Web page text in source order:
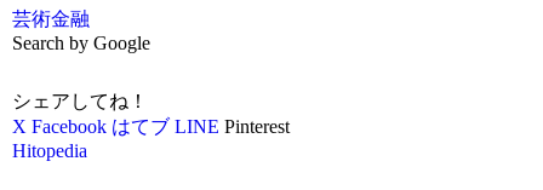
芸術金融
Search by Google
シェアしてね！
X Facebook はてブ LINE Pinterest
Hitopedia